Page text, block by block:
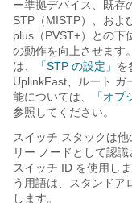
ー準拠デバイス、既存
STP（MISTP）、およ
plus（PVST+）との下
の動作を向上させます
は、
「STP の設定」 を
UplinkFast、ルート ガ
能については、
「オ
参照してください。
スイッチ スタックは
リー ノードとして認
スイッチ ID を使用し
う用語は、スタンドア
します。